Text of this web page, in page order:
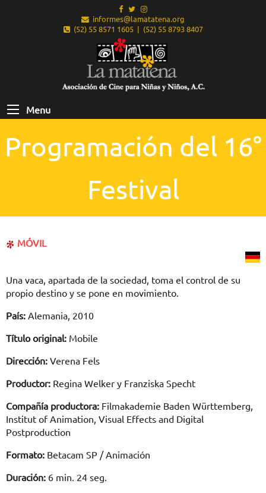
informes@lamatatena.org
(52) 55 8571 1605 | (52) 55 8793 8407
Menu
Programación del 16°
Festival
MÓVIL
Una vaca, apartada de la sociedad, toma el control de su
propio destino y se pone en movimiento.
País: Alemania, 2010
Título original: Mobile
Dirección: Verena Fels
Productor: Regina Welker y Franziska Specht
Compañía productora: Filmakademie Baden Württemberg,
Institut of Animation, Visual Effects and Digital
Postproduction
Formato: Betacam SP / Animación
Duración: 6 min. 24 seg.